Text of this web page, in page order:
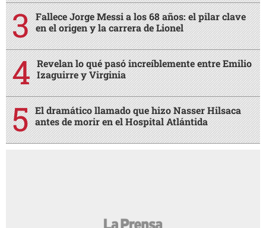
Fallece Jorge Messi a los 68 años: el pilar clave
en el origen y la carrera de Lionel
Revelan lo qué pasó increíblemente entre Emilio
Izaguirre y Virginia
El dramático llamado que hizo Nasser Hilsaca
antes de morir en el Hospital Atlántida